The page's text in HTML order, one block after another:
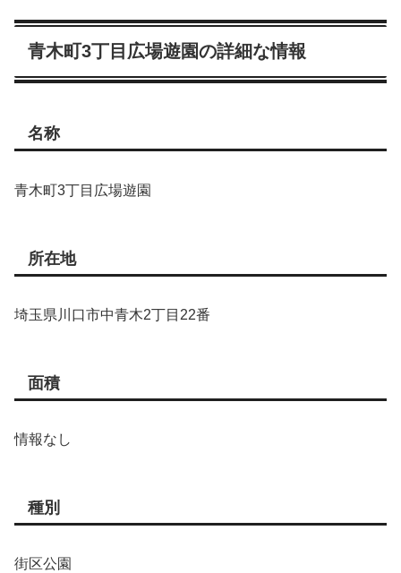
青木町3丁目広場遊園の詳細な情報
名称
青木町3丁目広場遊園
所在地
埼玉県川口市中青木2丁目22番
面積
情報なし
種別
街区公園